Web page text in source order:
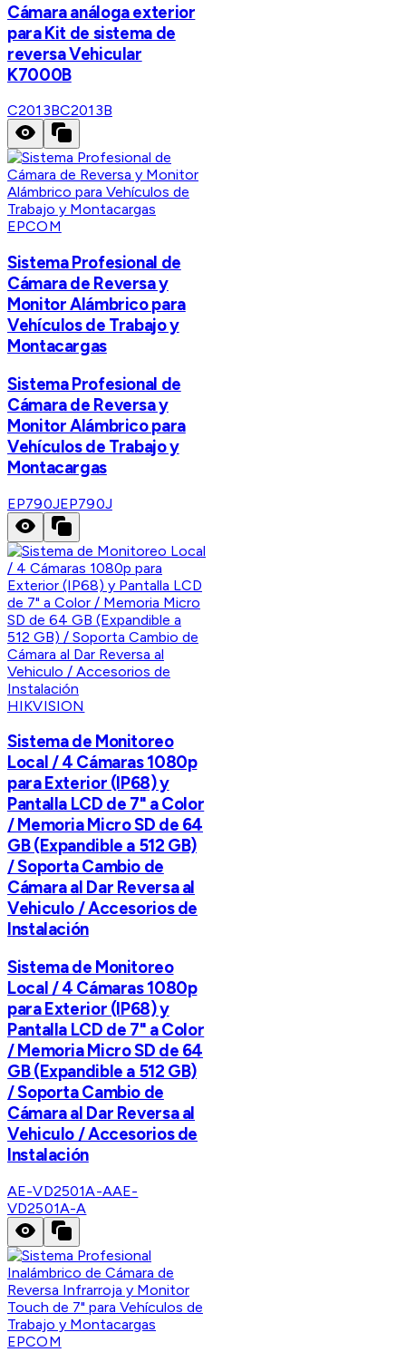
Cámara análoga exterior
para Kit de sistema de
reversa Vehicular
K7000B
C2013BC2013B
EPCOM
Sistema Profesional de
Cámara de Reversa y
Monitor Alámbrico para
Vehículos de Trabajo y
Montacargas
Sistema Profesional de
Cámara de Reversa y
Monitor Alámbrico para
Vehículos de Trabajo y
Montacargas
EP790JEP790J
HIKVISION
Sistema de Monitoreo
Local / 4 Cámaras 1080p
para Exterior (IP68) y
Pantalla LCD de 7" a Color
/ Memoria Micro SD de 64
GB (Expandible a 512 GB)
/ Soporta Cambio de
Cámara al Dar Reversa al
Vehiculo / Accesorios de
Instalación
Sistema de Monitoreo
Local / 4 Cámaras 1080p
para Exterior (IP68) y
Pantalla LCD de 7" a Color
/ Memoria Micro SD de 64
GB (Expandible a 512 GB)
/ Soporta Cambio de
Cámara al Dar Reversa al
Vehiculo / Accesorios de
Instalación
AE-VD2501A-AAE-
VD2501A-A
EPCOM